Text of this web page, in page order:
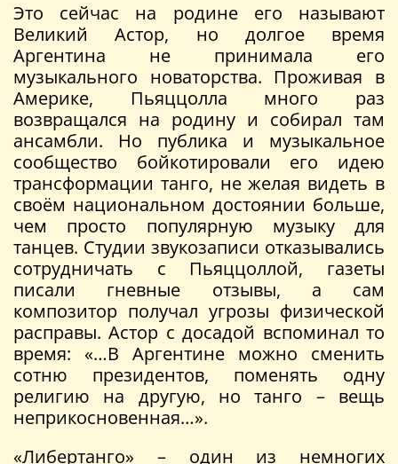
Это сейчас на родине его называют
Великий Астор, но долгое время
Аргентина не принимала его
музыкального новаторства. Проживая в
Америке, Пьяццолла много раз
возвращался на родину и собирал там
ансамбли. Но публика и музыкальное
сообщество бойкотировали его идею
трансформации танго, не желая видеть в
своём национальном достоянии больше,
чем просто популярную музыку для
танцев. Студии звукозаписи отказывались
сотрудничать с Пьяццоллой, газеты
писали гневные отзывы, а сам
композитор получал угрозы физической
расправы. Астор с досадой вспоминал то
время: «…В Аргентине можно сменить
сотню президентов, поменять одну
религию на другую, но танго – вещь
неприкосновенная…».
«Либертанго» – один из немногих